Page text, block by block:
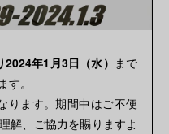
年1月3日（水） まで
。
ります。期間中はご不便
解、ご協力を賜りますよ